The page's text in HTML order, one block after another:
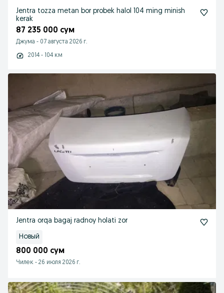
Jentra tozza metan bor probek halol 104 ming minish
kerak
87 235 000 сум
Джума - 07 августа 2026 г.
2014 - 104 км
Jentra orqa bagaj radnoy holati zor
Новый
800 000 сум
Чилек - 26 июля 2026 г.